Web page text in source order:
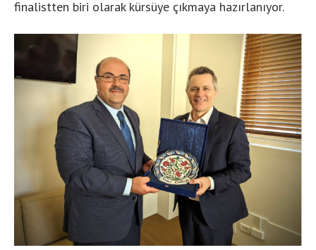
finalistten biri olarak kürsüye çıkmaya hazırlanıyor.